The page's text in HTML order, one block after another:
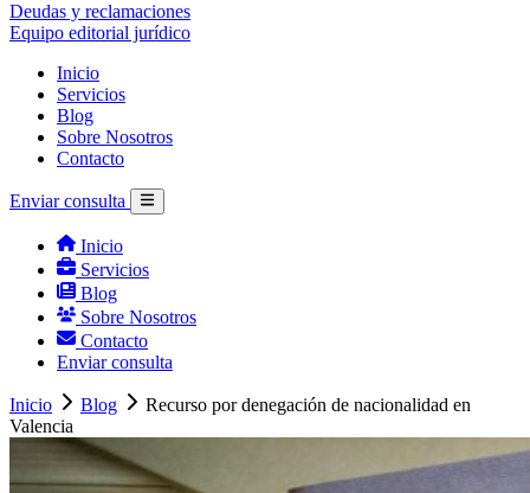
Deudas y reclamaciones
Equipo editorial jurídico
Inicio
Servicios
Blog
Sobre Nosotros
Contacto
Enviar consulta
Inicio
Servicios
Blog
Sobre Nosotros
Contacto
Enviar consulta
Inicio Blog
Recurso por denegación de nacionalidad en
Valencia